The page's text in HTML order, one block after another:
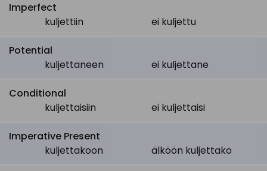
Imperfect
kuljettiin
ei kuljettu
Potential
kuljettaneen
ei kuljettane
Conditional
kuljettaisiin
ei kuljettaisi
Imperative Present
kuljettakoon
älköön kuljettako